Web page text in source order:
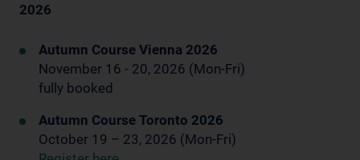
2026
Autumn Course Vienna 2026
November 16 - 20, 2026 (Mon-Fri)
fully booked
Autumn Course Toronto 2026
October 19 – 23, 2026 (Mon-Fri)